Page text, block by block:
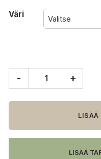
Väri
Cobana
säkkituoli
määrä
- +
LISÄÄ
LISÄÄ